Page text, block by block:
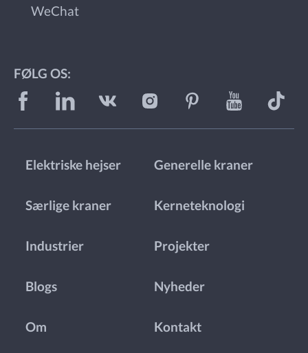
WeChat
FØLG OS:
Elektriske hejser Generelle kraner
Særlige kraner Kerneteknologi
Industrier Projekter
Blogs Nyheder
Om Kontakt